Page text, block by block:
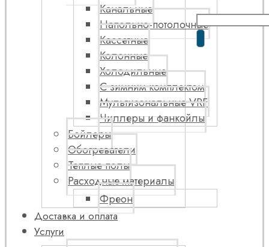
Канальные
Напольно-потолочные
Кассетные
Колонные
Холодильные
С зимним комплектом
Мультизональные VRF
Чиллеры и фанкойлы
Бойлеры
Обогреватели
Теплые полы
Расходные материалы
Фреон
Доставка и оплата
Услуги